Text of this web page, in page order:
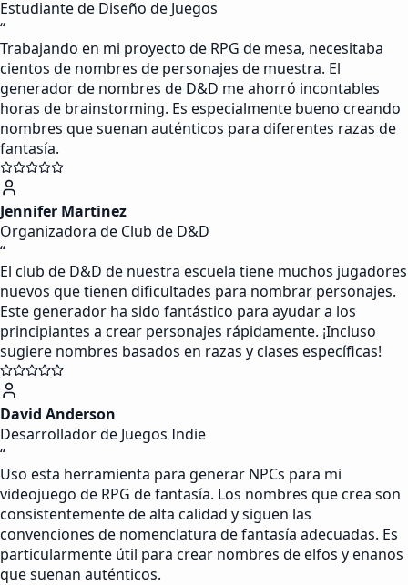
Estudiante de Diseño de Juegos
“
Trabajando en mi proyecto de RPG de mesa, necesitaba
cientos de nombres de personajes de muestra. El
generador de nombres de D&D me ahorró incontables
horas de brainstorming. Es especialmente bueno creando
nombres que suenan auténticos para diferentes razas de
fantasía.
Jennifer Martinez
Organizadora de Club de D&D
“
El club de D&D de nuestra escuela tiene muchos jugadores
nuevos que tienen dificultades para nombrar personajes.
Este generador ha sido fantástico para ayudar a los
principiantes a crear personajes rápidamente. ¡Incluso
sugiere nombres basados en razas y clases específicas!
David Anderson
Desarrollador de Juegos Indie
“
Uso esta herramienta para generar NPCs para mi
videojuego de RPG de fantasía. Los nombres que crea son
consistentemente de alta calidad y siguen las
convenciones de nomenclatura de fantasía adecuadas. Es
particularmente útil para crear nombres de elfos y enanos
que suenan auténticos.